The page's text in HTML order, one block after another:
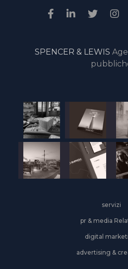
SPENCER & LEWIS
servizi
pr & media
digital
advertising &